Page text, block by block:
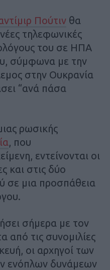
Πούτιν θα
τηλεφωνικές
του σε ΗΠΑ
σύμφωνα με την
στην Ουκρανία
“ανά πάσα
ρωσικής
, που
εντείνονται οι
και στις δύο
σε μια προσπάθεια
σήμερα με τον
από τις συνομιλίες
οι αρχηγοί των
ενόπλων δυνάμεων